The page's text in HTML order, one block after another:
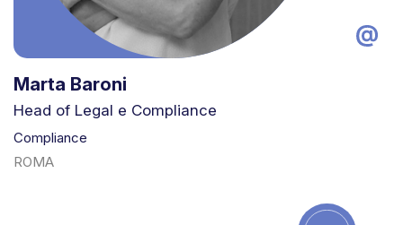
Marta Baroni
Head of Legal e Compliance
Compliance
ROMA